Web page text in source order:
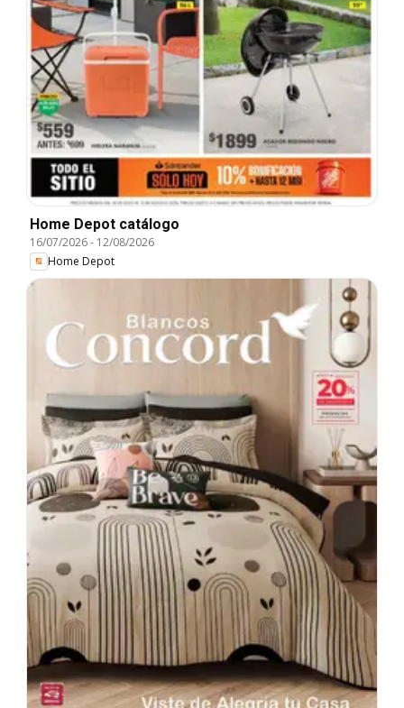
Home Depot catálogo
16/07/2026- 12/08/2026
Home Depot